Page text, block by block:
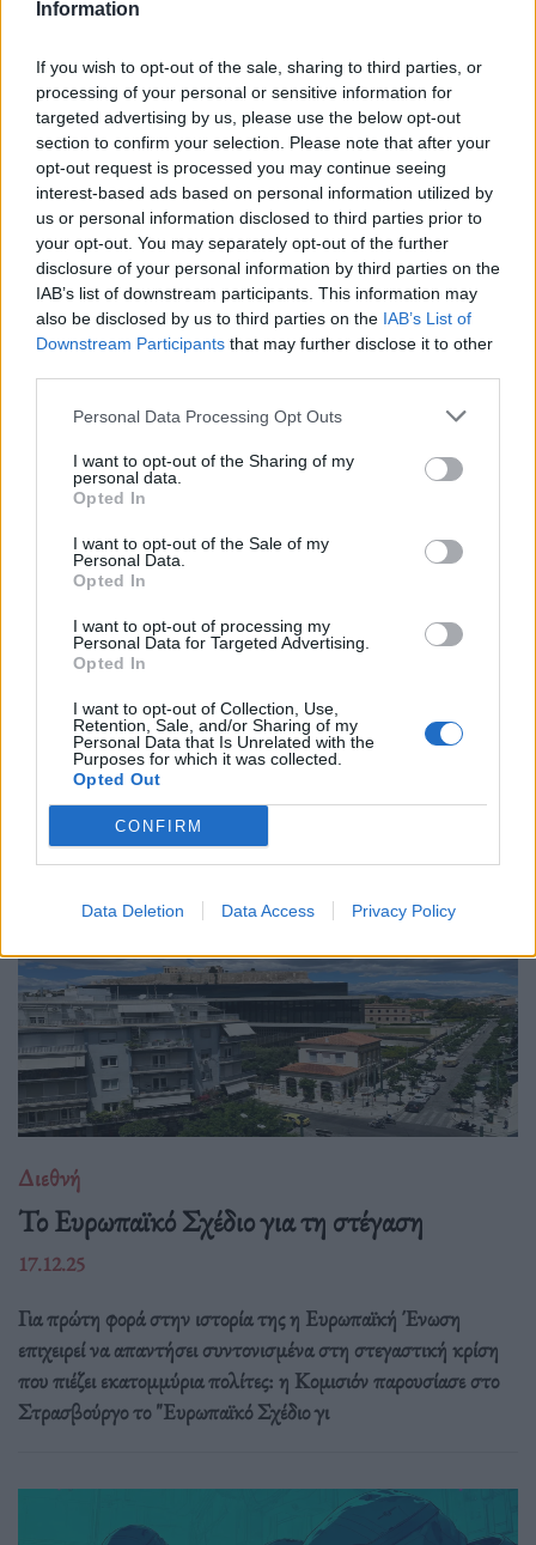
Information
If you wish to opt-out of the sale, sharing to third parties, or
processing of your personal or sensitive information for
targeted advertising by us, please use the below opt-out
section to confirm your selection. Please note that after your
opt-out request is processed you may continue seeing
interest-based ads based on personal information utilized by
us or personal information disclosed to third parties prior to
your opt-out. You may separately opt-out of the further
disclosure of your personal information by third parties on the
IAB’s list of downstream participants. This information may
also be disclosed by us to third parties on the IAB’s List of
Downstream Participants that may further disclose it to other
Personal Data Processing Opt Outs
I want to opt-out of the Sharing of my
personal data.
Opted In
I want to opt-out of the Sale of my
Personal Data.
Opted In
I want to opt-out of processing my
Personal Data for Targeted Advertising.
Opted In
I want to opt-out of Collection, Use,
Retention, Sale, and/or Sharing of my
Personal Data that Is Unrelated with the
Purposes for which it was collected.
Opted Out
CONFIRM
Data Deletion Data Access Privacy Policy
Στην πρώτη του εγκύκλιο "Magnifica Humanitas", ο Πάπας
Λέων ΙΔ’ χρησιμοποιεί την ΤΝ ως αφετηρία για να
καταγγείλει την ανισότητα, τον πόλεμο, τη διάβρωση της
δημοκρατίας και τη συγκέντρωση εξουσίας σε
Διεθνή
Το “Ευρωβαρόμετρο” επιβεβαιώνει την
αβεβαιότητα των πολιτών της Ευρώπης
04.02.26
Το νέο "Ευρωβαρόμετρο" καταγράφει με ψυχρή ακρίβεια αυτή
την αντίφαση. Oι πολίτες που ανησυχούν βαθιά για πολέμους,
ακρίβεια και αποσταθεροποίηση, αλλά ταυτόχρονα ζητούν μια
πιο δυνατή, πιο παρούσα Ευ
Διεθνή
Το Ευρωπαϊκό Σχέδιο για τη στέγαση
17.12.25
Για πρώτη φορά στην ιστορία της η Ευρωπαϊκή Ένωση
επιχειρεί να απαντήσει συντονισμένα στη στεγαστική κρίση
που πιέζει εκατομμύρια πολίτες: η Κομισιόν παρουσίασε στο
Στρασβούργο το "Ευρωπαϊκό Σχέδιο γι